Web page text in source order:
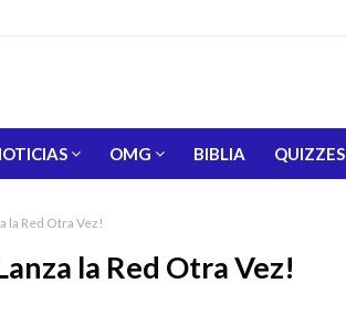
OMG BIBLIA QUIZZES
la Red Otra Vez!
la Red Otra Vez!